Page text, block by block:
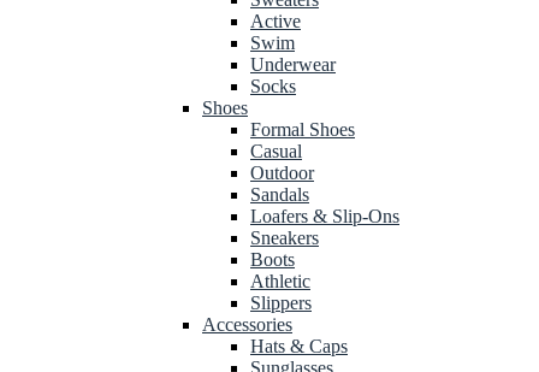
Active
Swim
Underwear
Socks
Shoes
Formal Shoes
Casual
Outdoor
Sandals
Loafers & Slip-Ons
Sneakers
Boots
Athletic
Slippers
Accessories
Hats & Caps